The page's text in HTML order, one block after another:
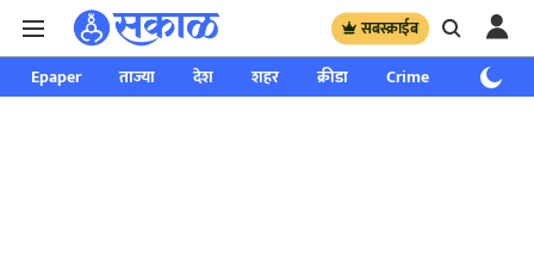
सबस्क्राईब
Epaper ताज्या देश शहर क्रीडा Crime साप्ताहिक